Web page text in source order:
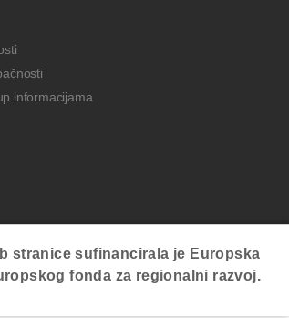
informacijama
stranice sufinancirala je Europska
fonda za regionalni razvoj.